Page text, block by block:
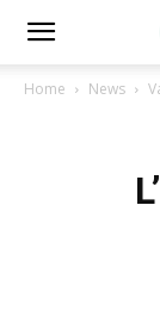
Home News